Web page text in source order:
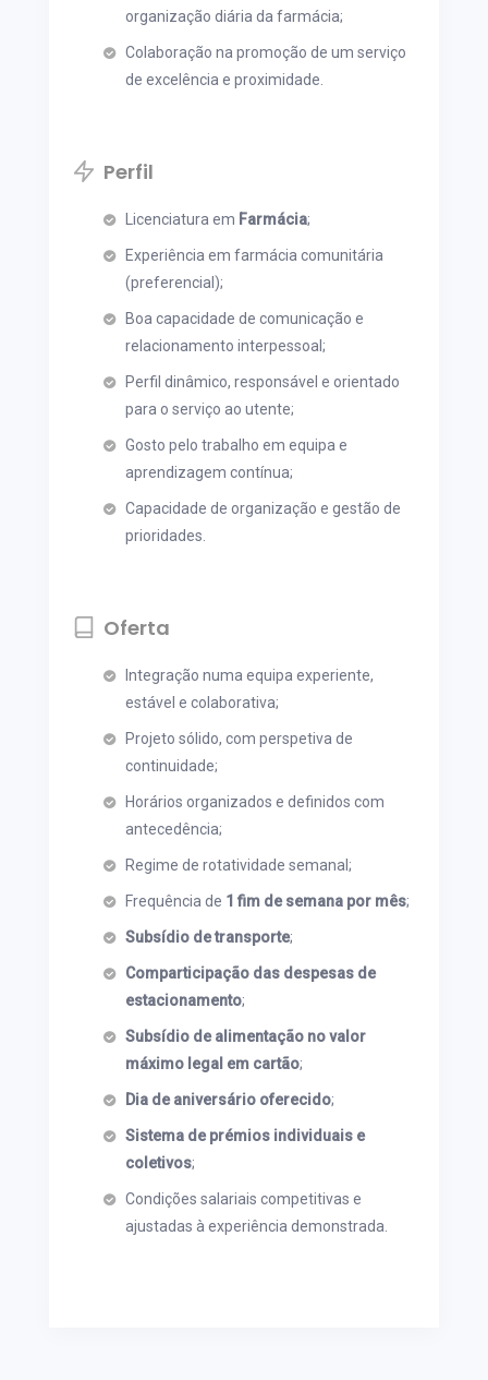
organização diária da farmácia;
Colaboração na promoção de um serviço
de excelência e proximidade.
Perfil
Licenciatura em Farmácia;
Experiência em farmácia comunitária
(preferencial);
Boa capacidade de comunicação e
relacionamento interpessoal;
Perfil dinâmico, responsável e orientado
para o serviço ao utente;
Gosto pelo trabalho em equipa e
aprendizagem contínua;
Capacidade de organização e gestão de
prioridades.
Oferta
Integração numa equipa experiente,
estável e colaborativa;
Projeto sólido, com perspetiva de
continuidade;
Horários organizados e definidos com
antecedência;
Regime de rotatividade semanal;
Frequência de 1 fim de semana por mês;
Subsídio de transporte;
Comparticipação das despesas de
estacionamento;
Subsídio de alimentação no valor
máximo legal em cartão;
Dia de aniversário oferecido;
Sistema de prémios individuais e
coletivos;
Condições salariais competitivas e
ajustadas à experiência demonstrada.